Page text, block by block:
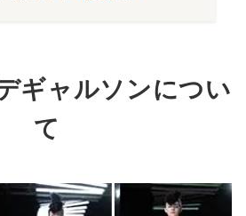
ギャルソンについ
て